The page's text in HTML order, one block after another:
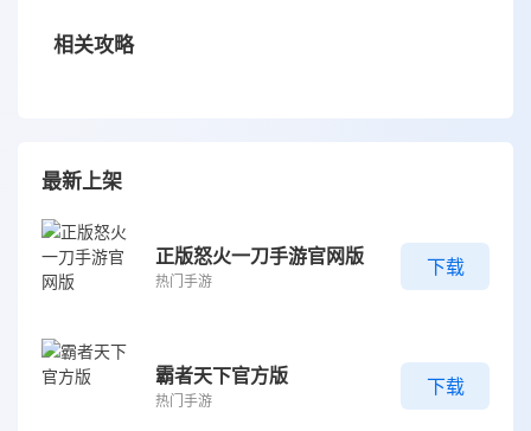
相关攻略
最新上架
正版怒火一刀手游官网版
热门手游
下载
霸者天下官方版
热门手游
下载